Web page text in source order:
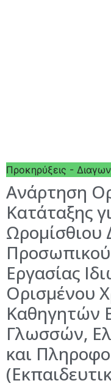
Προκηρύξεις -
Ανάρτηση
Κατάταξης
Ωρομίσθιου
Εργασίας
Ορισμένου
Καθηγητών
Γλωσσών,
και